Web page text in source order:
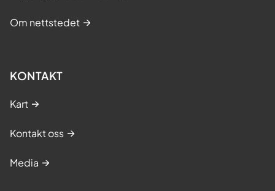
Om nettstedet
KONTAKT
Kart
Kontakt oss
Media